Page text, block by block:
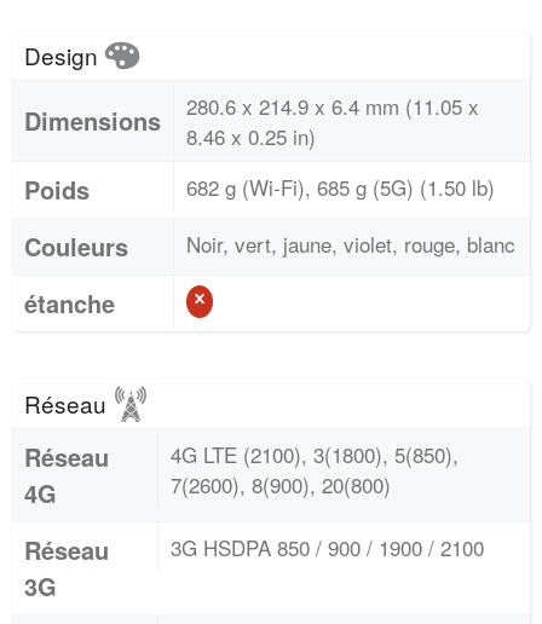
Design
Dimensions
280.6 x 214.9 x 6.4 mm (11.05 x
8.46 x 0.25 in)
Poids 682 g (Wi-Fi), 685 g (5G) (1.50 lb)
Couleurs Noir, vert, jaune, violet, rouge, blanc
étanche
Réseau
Réseau
4G
4G LTE (2100), 3(1800), 5(850),
7(2600), 8(900), 20(800)
Réseau
3G
3G HSDPA 850 / 900 / 1900 / 2100